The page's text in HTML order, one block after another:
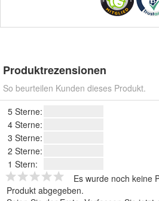
Produktrezensionen
So beurteilen Kunden dieses Produkt.
5 Sterne:
4 Sterne:
3 Sterne:
2 Sterne:
1 Stern:
Es wurde noch keine
Produkt abgegeben.